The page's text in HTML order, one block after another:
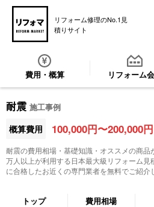
リフォーム修理のNo.1見
積りサイト
費用・概算 リフォーム
耐震 施工事例
概算費用 100,000円〜200,000円
耐震の費用相場・基礎知識・オススメの商
万人以上が利用する日本最大級リフォーム
に合格したお近くの専門業者を無料でご紹介
トップ 費用相場